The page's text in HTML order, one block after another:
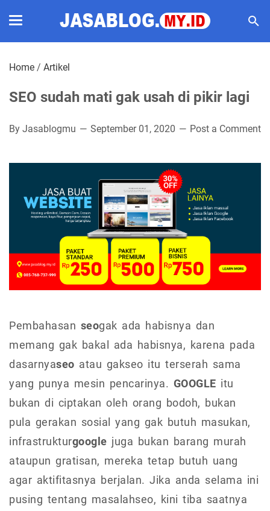
Home / Artikel
SEO sudah mati gak usah di pikir lagi
By Jasablogmu September 01, 2020 Post a Comment
Pembahasan seogak ada habisnya dan
memang gak bakal ada habisnya, karena pada
dasarnyaseo atau gakseo itu terserah sama
yang punya mesin pencarinya. GOOGLE itu
bukan di ciptakan oleh orang bodoh, bukan
pula gerakan sosial yang gak butuh masukan,
infrastrukturgoogle juga bukan barang murah
ataupun gratisan, mereka tetap butuh uang
agar aktifitasnya berjalan. Jika anda selama ini
pusing tentang masalahseo, kini tiba saatnya